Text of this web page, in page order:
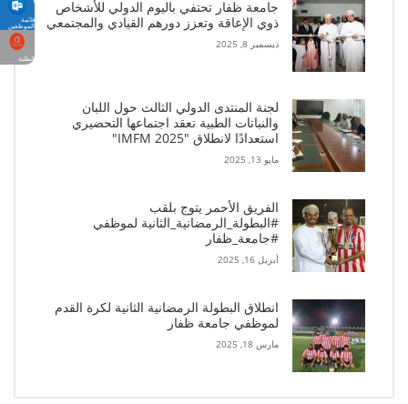
جامعة ظفار تحتفي باليوم الدولي للأشخاص
ذوي الإعاقة وتعزز دورهم القيادي والمجتمعي
ديسمبر 8, 2025
لجنة المنتدى الدولي الثالث حول اللبان
والنباتات الطبية تعقد اجتماعها التحضيري
استعدادًا لانطلاق "IMFM 2025"
مايو 13, 2025
الفريق الأحمر يتوج بلقب
#البطولة_الرمضانية_الثانية لموظفي
#جامعة_ظفار
أبريل 16, 2025
انطلاق البطولة الرمضانية الثانية لكرة القدم
لموظفي جامعة ظفار
مارس 18, 2025
قائمة
الموظفين
الطلبة